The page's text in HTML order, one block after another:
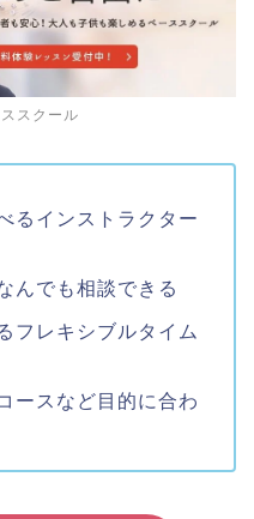
スクール
るインストラクター
んでも相談できる
フレキシブルタイム
ースなど目的に合わ